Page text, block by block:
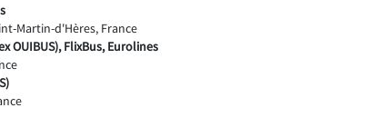
Martin-d'Hères, France
OUIBUS), FlixBus, Eurolines